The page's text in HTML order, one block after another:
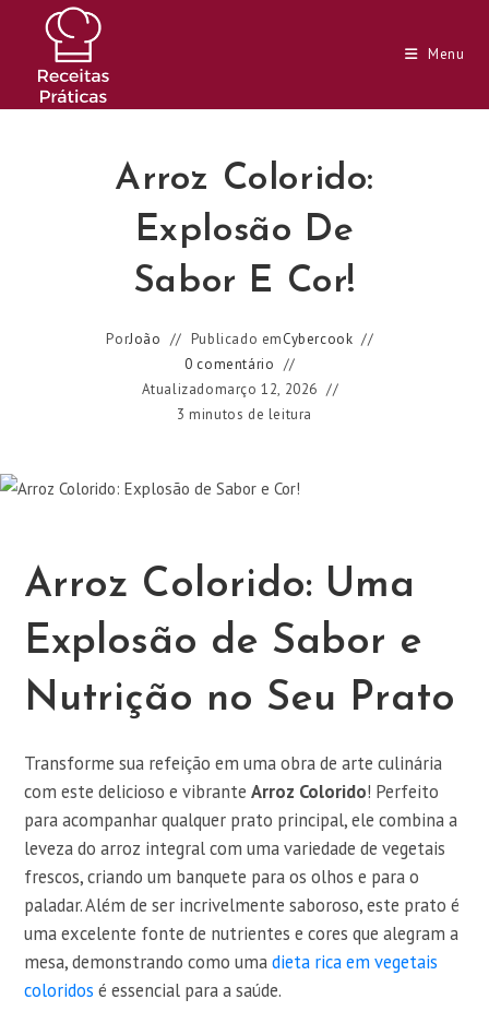
conteúdo
Menu
Arroz Colorido:
Explosão De
Sabor E Cor!
PorJoão Publicado emCybercook
0 comentário
Atualizadomarço 12, 2026
3 minutos de leitura
Arroz Colorido: Uma
Explosão de Sabor e
Nutrição no Seu Prato
Transforme sua refeição em uma obra de arte culinária
com este delicioso e vibranteArroz Colorido! Perfeito
para acompanhar qualquer prato principal, ele combina a
leveza do arroz integral com uma variedade de vegetais
frescos, criando um banquete para os olhos e para o
paladar. Além de ser incrivelmente saboroso, este prato é
uma excelente fonte de nutrientes e cores que alegram a
mesa, demonstrando como umadieta rica em vegetais
coloridos é essencial para a saúde.